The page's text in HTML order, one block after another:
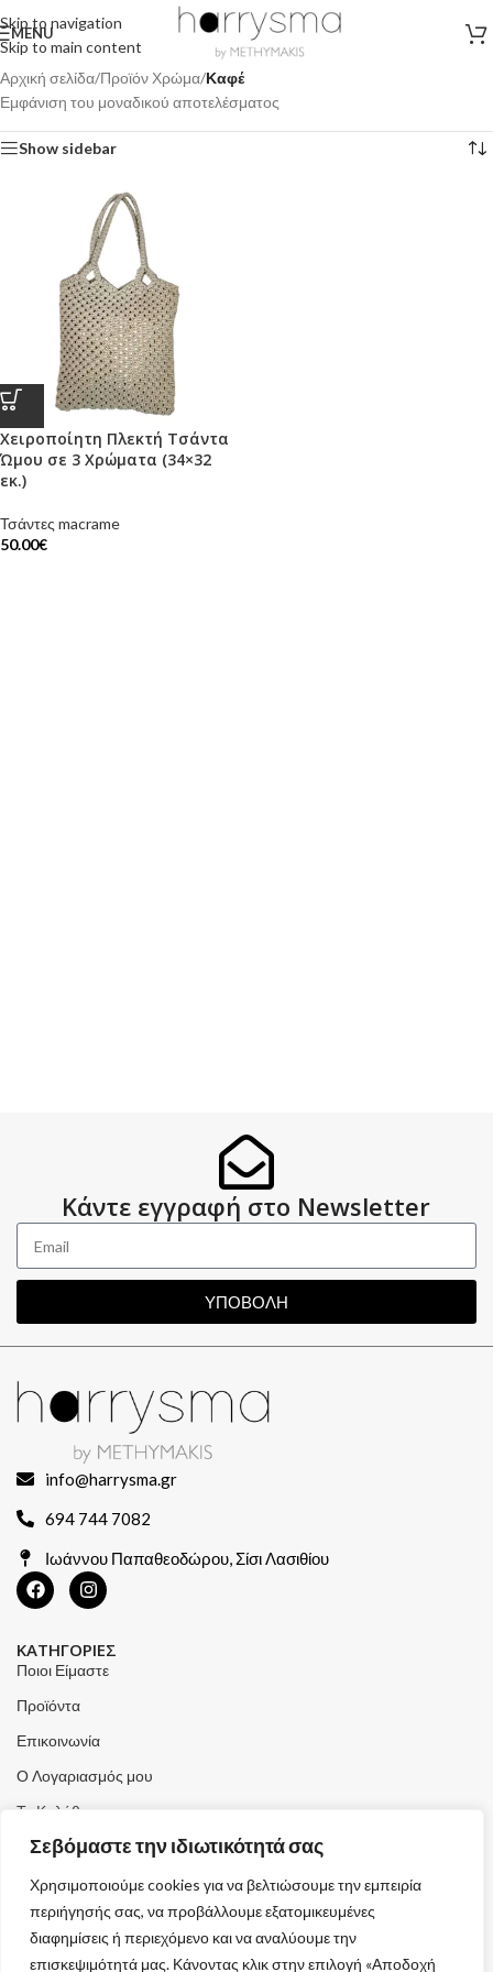
Σεβόμαστε την ιδιωτικότητά σας
Χρησιμοποιούμε cookies για να βελτιώσουμε την εμπειρία
περιήγησής σας, να προβάλλουμε εξατομικευμένες
διαφημίσεις ή περιεχόμενο και να αναλύουμε την
επισκεψιμότητά μας. Κάνοντας κλικ στην επιλογή «Αποδοχή
Skip to navigation
Skip to main content
MENU
Αρχική σελίδα/Προϊόν Χρώμα/Καφέ
Εμφάνιση του μοναδικού αποτελέσματος
Show sidebar
Χειροποίητη Πλεκτή Τσάντα
Ώμου σε 3 Χρώματα (34×32
εκ.)
Τσάντες macrame
50.00€
Κάντε εγγραφή στο Newsletter
ΥΠΟΒΟΛΗ
info@harrysma.gr
694 744 7082
Ιωάννου Παπαθεοδώρου, Σίσι Λασιθίου
ΚΑΤΗΓΟΡΙΕΣ
Ποιοι Είμαστε
Προϊόντα
Επικοινωνία
Ο Λογαριασμός μου
Το Καλάθι μου
Τα Αγαπημένα μου
ΧΡΗΣΙΜΑ
Τρόποι Αποστολής
Μέθοδοι Πληρωμής